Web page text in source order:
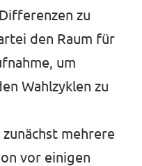
zu
den Raum für
um
Wahlzyklen zu
mehrere
vor einigen